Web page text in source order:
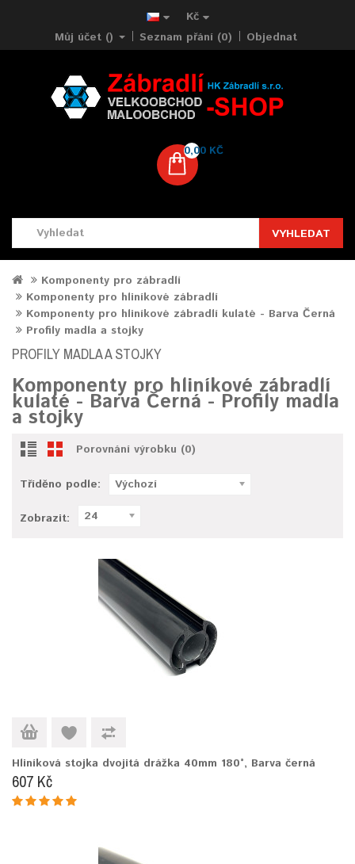
Kč
Můj účet ()
Seznam přání (0) Objednat
0,00 KČ
VYHLEDAT
Komponenty pro zábradlí
Komponenty pro hliníkové zábradlí
Komponenty pro hliníkové zábradlí kulaté - Barva Černá
Profily madla a stojky
PROFILY MADLA A STOJKY
Komponenty pro hliníkové zábradlí
kulaté - Barva Černá - Profily madla
a stojky
Porovnání výrobku (0)
Tříděno podle: Výchozí
Zobrazit: 24
Hliníková stojka dvojitá drážka 40mm 180°, Barva černá
607 Kč